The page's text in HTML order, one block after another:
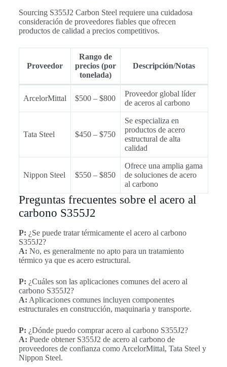
Sourcing S355J2 Carbon Steel requiere una cuidadosa
consideración de proveedores fiables que ofrecen
productos de calidad a precios competitivos.
Proveedor
Rango de
precios (por
tonelada)
Descripción/Notas
ArcelorMittal $500 – $800
Proveedor global líder
de aceros al carbono
Tata Steel $450 – $750
Se especializa en
productos de acero
estructural de alta
calidad
Nippon Steel $550 – $850
Ofrece una amplia gama
de soluciones de acero
al carbono
Preguntas frecuentes sobre el acero al
carbono S355J2
P: ¿Se puede tratar térmicamente el acero al carbono
S355J2?
A: No, es generalmente no apto para un tratamiento
térmico ya que es acero estructural.
P: ¿Cuáles son las aplicaciones comunes del acero al
carbono S355J2?
A: Aplicaciones comunes incluyen componentes
estructurales en construcción, maquinaria y transporte.
P: ¿Dónde puedo comprar acero al carbono S355J2?
A: Puede obtener S355J2 de acero al carbono de
proveedores de confianza como ArcelorMittal, Tata Steel y
Nippon Steel.